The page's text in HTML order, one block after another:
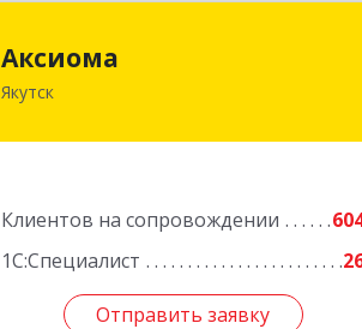
Аксиома
Якутск
Клиентов на сопровождении
1С:Специалист
Отправить заявку
677000, Саха /Якутия/ Респ, Якутск г,
Отправить заявку